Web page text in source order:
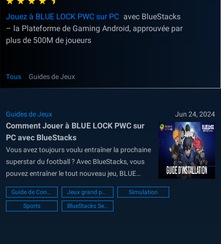
Jouez à BLUE LOCK PWC sur PC avec BlueStacks
– la Plateforme de Gaming Android, approuvée par
plus de 500M de joueurs
Tous Guides de Jeux
Guides de Jeux Jun 24, 2024
Comment Jouer à BLUE LOCK PWC sur
PC avec BlueStacks
Vous avez toujours voulu entraîner la prochaine
superstar du football ? Avec BlueStacks, vous
pouvez entraîner le tout nouveau jeu, BLUE
LOCK PWC, directement sur votre ordinateur. En
effet, au lieu de jouer sur votre mobile , vous
pouvez utiliser votre clavier et votre souris pour
Guide de Configuration PC Jeux grand public
Simulation
Sports
BlueStacks Setup